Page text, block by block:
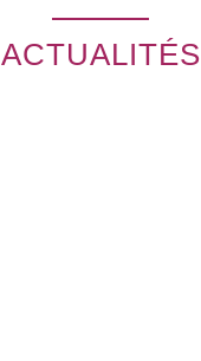
ACTUALITÉS